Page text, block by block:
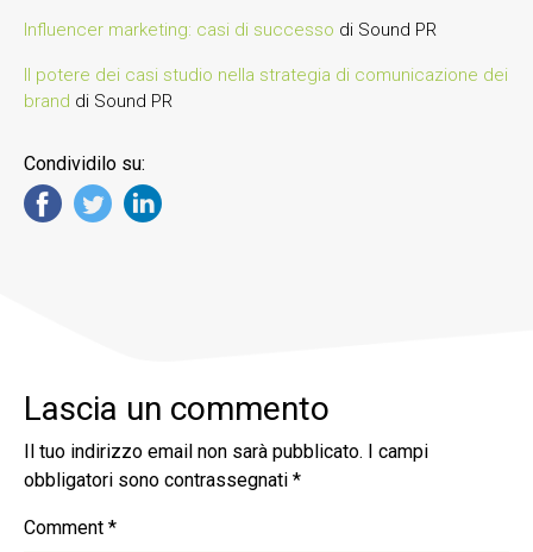
Influencer marketing: casi di successo di Sound PR
Il potere dei casi studio nella strategia di comunicazione dei
brand di Sound PR
Condividilo su:
Lascia un commento
Il tuo indirizzo email non sarà pubblicato.
I campi
obbligatori sono contrassegnati *
Comment *